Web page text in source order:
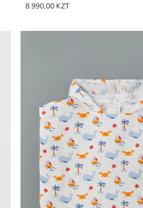
8 990,00 KZT